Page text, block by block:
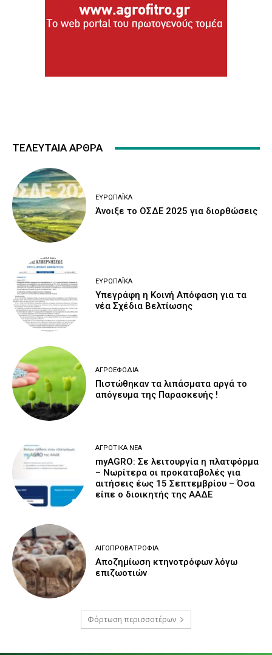
ΤΕΛΕΥΤΑΙΑ ΑΡΘΡΑ
ΕΥΡΩΠΑΪΚΆ
Άνοιξε το ΟΣΔΕ 2025 για διορθώσεις
ΕΥΡΩΠΑΪΚΆ
Υπεγράφη η Κοινή Απόφαση για τα
νέα Σχέδια Βελτίωσης
ΑΓΡΟΕΦΌΔΙΑ
Πιστώθηκαν τα λιπάσματα αργά το
απόγευμα της Παρασκευής !
ΑΓΡΟΤΙΚΆ ΝΈΑ
myAGRO: Σε λειτουργία η πλατφόρμα
– Νωρίτερα οι προκαταβολές για
αιτήσεις έως 15 Σεπτεμβρίου – Όσα
είπε ο διοικητής της ΑΑΔΕ
ΑΙΓΟΠΡΟΒΑΤΡΟΦΊΑ
Αποζημίωση κτηνοτρόφων λόγω
επιζωοτιών
Φόρτωση περισσοτέρων